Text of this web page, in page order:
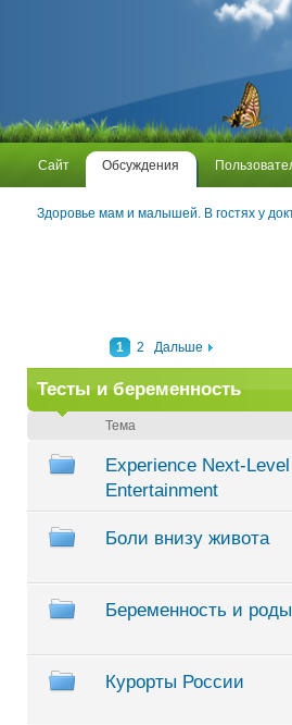
Сайт Обсуждения
Здоровье мам и малышей. В гостях у
1 2 Дальше
Тесты и беременность
Тема
Experience Next-
Entertainment
Боли внизу живота
Беременность и
Курорты России